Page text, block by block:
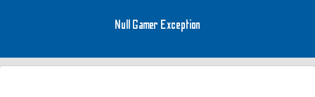
Null Gamer Exception